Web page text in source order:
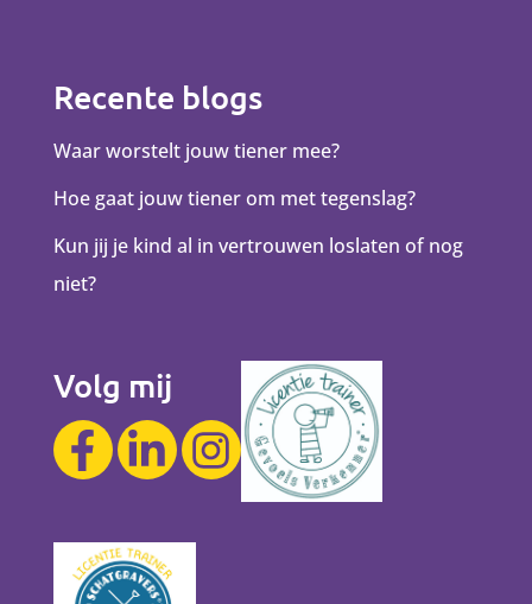
Recente blogs
Waar worstelt jouw tiener mee?
Hoe gaat jouw tiener om met tegenslag?
Kun jij je kind al in vertrouwen loslaten of nog
niet?
Volg mij